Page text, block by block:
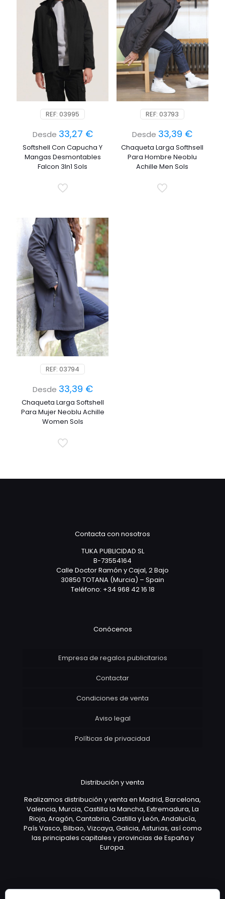
REF: 03995
Desde 33,27 €
Softshell Con Capucha Y
Mangas Desmontables
Falcon 3In1 Sols
REF: 03793
Desde 33,39 €
Chaqueta Larga Softhsell
Para Hombre Neoblu
Achille Men Sols
REF: 03794
Desde 33,39 €
Chaqueta Larga Softshell
Para Mujer Neoblu Achille
Women Sols
Contacta con nosotros
TUKA PUBLICIDAD SL
B-73554164
Calle Doctor Ramón y Cajal, 2 Bajo
30850 TOTANA (Murcia) – Spain
Teléfono: +34 968 42 16 18
Conócenos
Empresa de regalos publicitarios
Contactar
Condiciones de venta
Aviso legal
Políticas de privacidad
Distribución y venta
Realizamos distribución y venta en Madrid, Barcelona,
Valencia, Murcia, Castilla la Mancha, Extremadura, La
Rioja, Aragón, Cantabria, Castilla y León, Andalucía,
País Vasco, Bilbao, Vizcaya, Galicia, Asturias, así como
las principales capitales y provincias de España y
Europa.